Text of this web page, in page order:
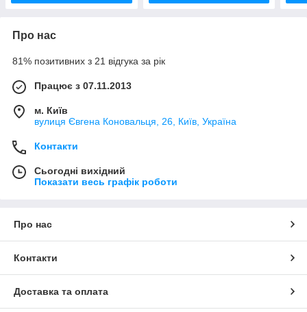
Про нас
81% позитивних з 21 відгука за рік
Працює з 07.11.2013
м. Київ
вулиця Євгена Коновальця, 26, Київ, Україна
Контакти
Сьогодні вихідний
Показати весь графік роботи
Про нас
Контакти
Доставка та оплата